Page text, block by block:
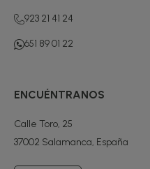
923 21 41 24
651 89 01 22
ENCUÉNTRANOS
Calle Toro, 25
37002 Salamanca, España